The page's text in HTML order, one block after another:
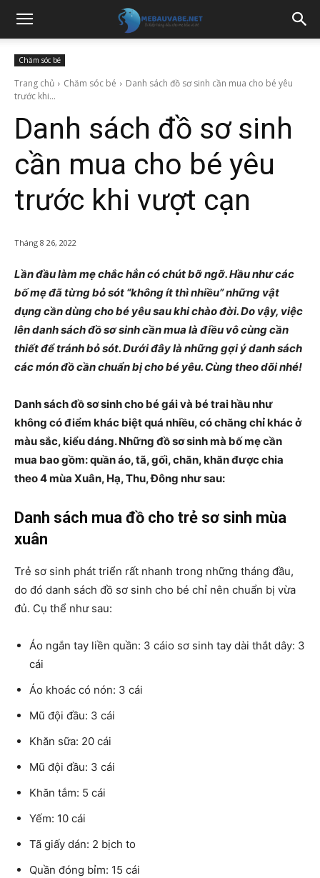
Chăm sóc bé
Trang chủ Chăm sóc bé
Danh sách đồ sơ sinh cần mua cho bé yêu
trước khi...
Danh sách đồ sơ sinh
cần mua cho bé yêu
trước khi vượt cạn
Tháng 8 26, 2022
Lần đầu làm mẹchắc hẳn có chút bỡ ngỡ. Hầu như các
bố mẹ đã từng bỏ sót “không ít thì nhiều” những vật
dụng cần dùng cho bé yêu sau khi chào đời. Do vậy, việc
lên danh sách đồ sơ sinh cần mua là điều vô cùng cần
thiết để tránh bỏ sót. Dưới đây là những gợi ý danh sách
các món đồ cần chuẩn bị cho bé yêu. Cùng theo dõi nhé!
Danh sách đồ sơ sinh cho bé gái và bé trai hầu như
không có điểm khác biệt quá nhiều, có chăng chỉ khác ở
màu sắc, kiểu dáng. Những đồ sơ sinh mà bố mẹ cần
mua bao gồm: quần áo, tã, gối, chăn, khăn được chia
theo 4 mùa Xuân, Hạ, Thu, Đông như sau:
Danh sách mua đồ cho trẻ sơ sinh mùa
xuân
Trẻ sơ sinh phát triển rất nhanh trong những tháng đầu,
do đó danh sách đồ sơ sinh cho bé chỉ nên chuẩn bị vừa
đủ. Cụ thể như sau:
Áo ngắn tay liền quần: 3 cáio sơ sinh tay dài thắt dây: 3
cái
Áo khoác có nón: 3 cái
Mũ đội đầu: 3 cái
Khăn sữa: 20 cái
Mũ đội đầu: 3 cái
Khăn tắm: 5 cái
Yếm: 10 cái
Tã giấy dán: 2 bịch to
Quần đóng bỉm: 15 cái